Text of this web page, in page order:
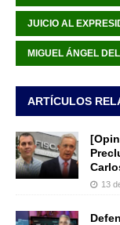
JUICIO AL
MIGUEL ÁNGEL
ARTÍCULOS
13